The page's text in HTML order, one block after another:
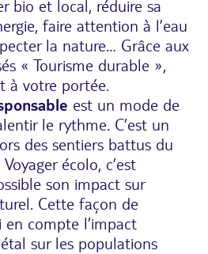
bio et local, réduire sa
faire attention à l’eau
la nature… Grâce aux
« Tourisme durable »,
à votre portée.
est un mode de
le rythme. C’est un
des sentiers battus du
écolo, c’est
son impact sur
Cette façon de
en compte l’impact
sur les populations